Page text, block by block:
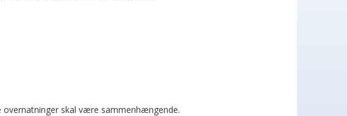
skal være sammenhængende.